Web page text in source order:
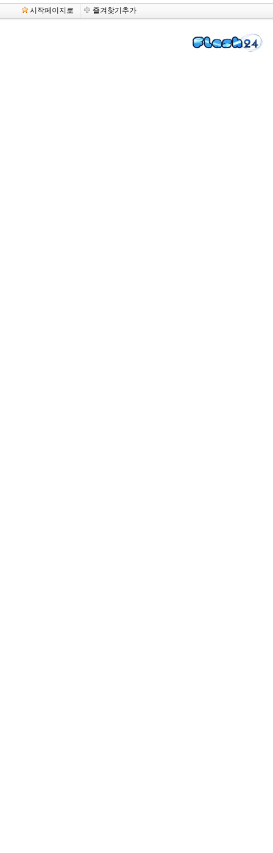
시작페이지로 즐겨찾기추가